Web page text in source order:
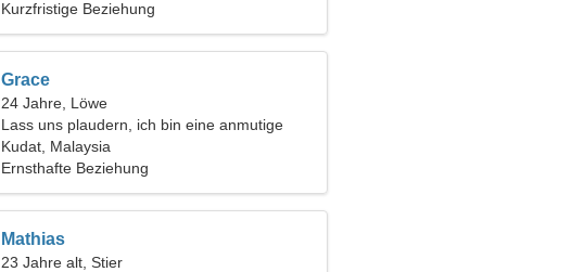
Kurzfristige Beziehung
Grace
24 Jahre, Löwe
Lass uns plaudern, ich bin eine anmutige
Frau
Kudat, Malaysia
Ernsthafte Beziehung
Mathias
23 Jahre alt, Stier